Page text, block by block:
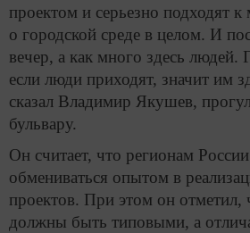
проектом и серьезно подходят
о городской среде в целом. И
вечер, а как много здесь людей.
если люди приходят, значит им
сказал Владимир Якушев,
бульвару.
Он считает, что регионам
обмениваться опытом в
проектов. При этом он отметил,
должны быть типовыми, а